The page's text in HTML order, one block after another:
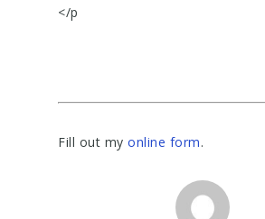
</p
Fill out my online form.